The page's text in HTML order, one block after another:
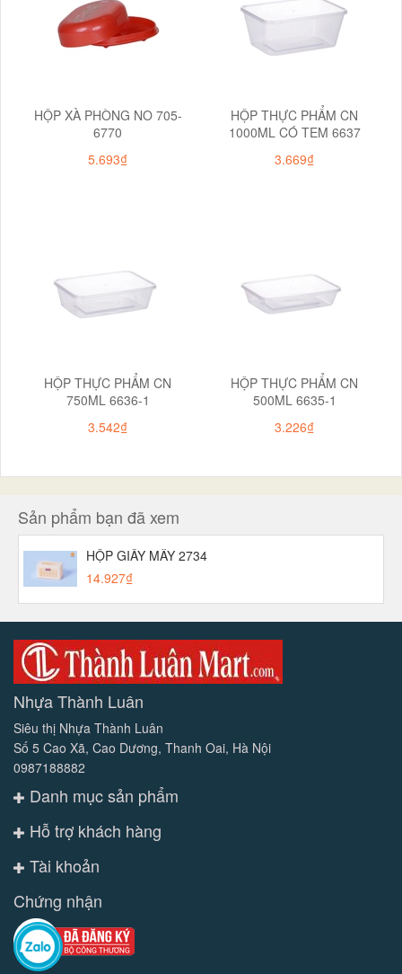
HỘP XÀ PHÒNG NO 705-
6770
5.693₫
HỘP THỰC PHẨM CN
1000ML CÓ TEM 6637
3.669₫
HỘP THỰC PHẨM CN
750ML 6636-1
3.542₫
HỘP THỰC PHẨM CN
500ML 6635-1
3.226₫
Sản phẩm bạn đã xem
HỘP GIẤY MÂY 2734
14.927₫
Nhựa Thành Luân
Siêu thị Nhựa Thành Luân
Số 5 Cao Xã, Cao Dương, Thanh Oai, Hà Nội
0987188882
Danh mục sản phẩm
Hỗ trợ khách hàng
Tài khoản
Chứng nhận